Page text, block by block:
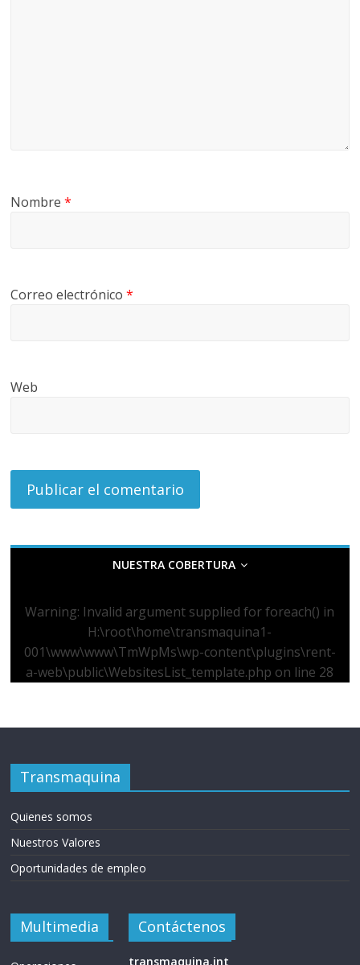
Nombre*
Correo electrónico*
Web
NUESTRA COBERTURA
Warning: Invalid argument supplied for foreach() in
H:\root\home\transmaquina1-
001\www\www\TmWpMs\wp-content\plugins\rent-
a-web\public\WebsitesList_template.php on line 28
Transmaquina
Quienes somos
Nuestros Valores
Oportunidades de empleo
Multimedia Contáctenos
transmaquina.int